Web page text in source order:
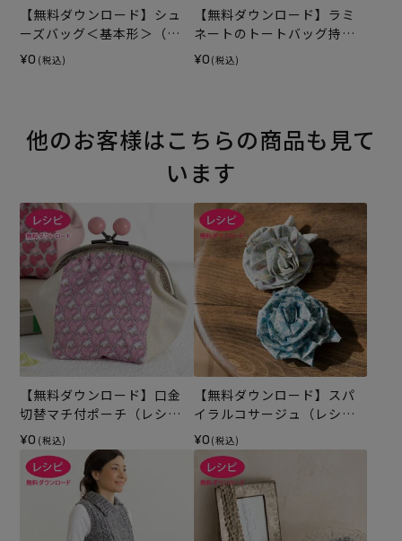
【無料ダウンロード】シュ
ーズバッグ＜基本形＞（レ
シピ）
¥0 (税込)
【無料ダウンロード】ラミ
ネートのトートバッグ持ち
手テープ（レシピ）
¥0 (税込)
他のお客様はこちらの商品も見て
います
【無料ダウンロード】口金
切替マチ付ポーチ（レシ
ピ）
¥0 (税込)
【無料ダウンロード】スパ
イラルコサージュ（レシ
ピ）
¥0 (税込)